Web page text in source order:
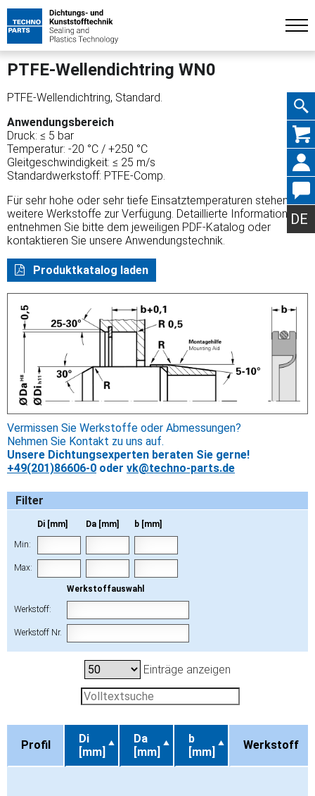
DE
PTFE-Wellendichtring WN0
PTFE-Wellendichtring, Standard.
Anwendungsbereich
Druck: ≤ 5 bar
Temperatur: -20 °C / +250 °C
Gleitgeschwindigkeit: ≤ 25 m/s
Standardwerkstoff: PTFE-Comp.
Für sehr hohe oder sehr tiefe Einsatztemperaturen stehen
weitere Werkstoffe zur Verfügung. Detaillierte Informationen
entnehmen Sie bitte dem jeweiligen PDF-Katalog oder
kontaktieren Sie unsere Anwendungstechnik.
Produktkatalog laden
Vermissen Sie Werkstoffe oder Abmessungen?
Nehmen Sie Kontakt zu uns auf.
Unsere Dichtungsexperten beraten Sie gerne!
+49(201)86606-0 oder vk@techno-parts.de
Filter
Di [mm] Da [mm] b [mm]
Min:
Max:
Werkstoffauswahl
Werkstoff:
Werkstoff Nr.
Einträge anzeigen
Profil
Di
[mm]
Da
[mm]
b
[mm]
Werkstoff